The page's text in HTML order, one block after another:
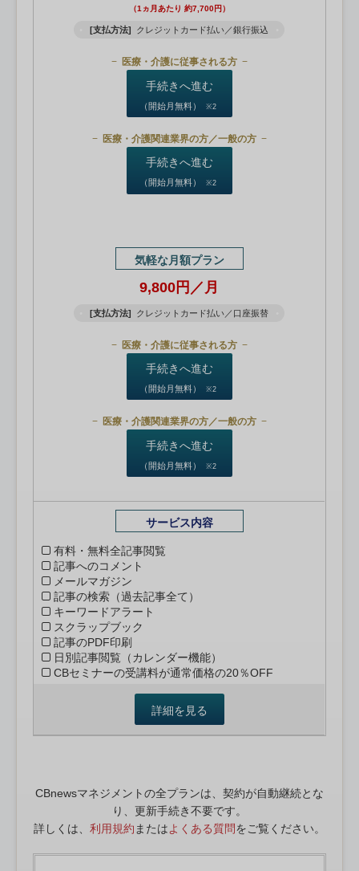
（1ヵ月あたり 約7,700円）
[支払方法] クレジットカード払い／銀行振込
医療・介護に従事される方
手続きへ進む
（開始月無料） ※2
医療・介護関連業界の方／一般の方
手続きへ進む
（開始月無料） ※2
気軽な月額プラン
9,800円／月
[支払方法] クレジットカード払い／口座振替
医療・介護に従事される方
手続きへ進む
（開始月無料） ※2
医療・介護関連業界の方／一般の方
手続きへ進む
（開始月無料） ※2
サービス内容
有料・無料全記事閲覧
記事へのコメント
メールマガジン
記事の検索（過去記事全て）
キーワードアラート
スクラップブック
記事のPDF印刷
日別記事閲覧（カレンダー機能）
CBセミナーの受講料が通常価格の20％OFF
詳細を見る
CBnewsマネジメントの全プランは、契約が自動継続とな
り、更新手続き不要です。
詳しくは、 利用規約 またはよくある質問をご覧ください。